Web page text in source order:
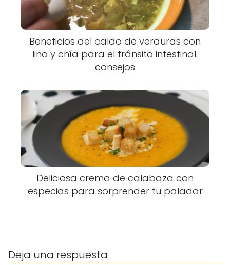
Beneficios del caldo de verduras con
lino y chía para el tránsito intestinal:
consejos
Deliciosa crema de calabaza con
especias para sorprender tu paladar
Deja una respuesta